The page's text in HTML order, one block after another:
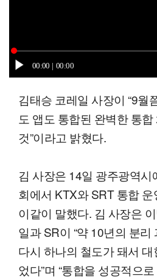
00:00 00:58
김태승 코레일 사장이 “9월
도 앱도 통합된 완벽한 통
것”이라고 밝혔다.
김 사장은 14일 광주광역
회에서 KTX와 SRT 통합
이같이 말했다. 김 사장은
일과 SR이 “약 10년의 분리
다시 하나의 철도가 돼서
었다”며 “통합을 성공적으